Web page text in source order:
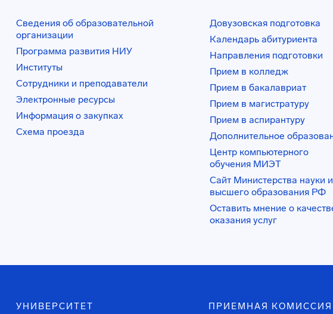
Сведения об образовательной
организации
Программа развития НИУ
Институты
Сотрудники и преподаватели
Электронные ресурсы
Информация о закупках
Схема проезда
Довузовская подготовка
Календарь абитуриента
Направления подготовки
Прием в колледж
Прием в бакалавриат
Прием в магистратуру
Прием в аспирантуру
Дополнительное
Центр компьютерного
обучения МИЭТ
Сайт Министерства науки и
высшего образования РФ
Оставить мнение о
оказания услуг
УНИВЕРСИТЕТ ПРИЕМНАЯ КОМИССИЯ